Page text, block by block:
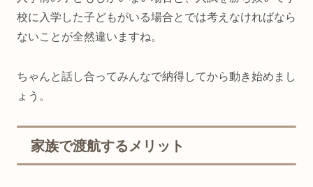
校に入学した子どもがいる場合とでは考えなければなら
ないことが全然違いますね。
ちゃんと話し合ってみんなで納得してから動き始めまし
ょう。
家族で渡航するメリット